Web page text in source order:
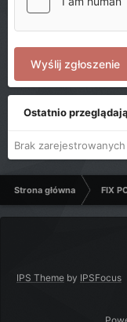
Wyślij zgłoszenie
Ostatnio
Brak
Strona główna FIX
IPS Theme by IPSFocus